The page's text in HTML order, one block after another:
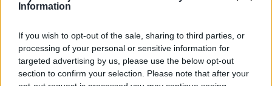
Information
If you wish to opt-out of the sale, sharing to third parties, or
processing of your personal or sensitive information for
targeted advertising by us, please use the below opt-out
section to confirm your selection. Please note that after your
Furabid (735)
Mirtazapine (731)
Depressie - antidepressiva overig
Amitriptyline (699)